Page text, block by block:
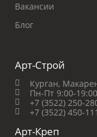
Вакансии
Блог
Арт-Строй
Курган,
Пн-Пт 9:00-
+7 (3522) 250-
+7 (3522) 450-111
Арт-Креп